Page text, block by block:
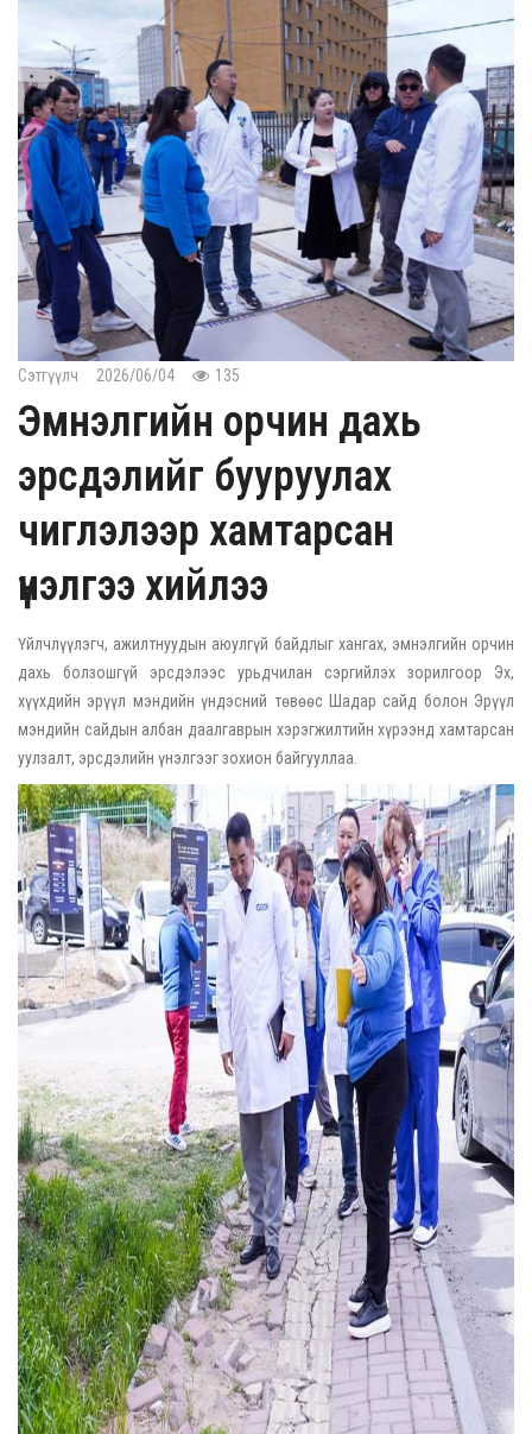
Сэтгүүлч 2026/06/04 135
Эмнэлгийн орчин дахь
эрсдэлийг бууруулах
чиглэлээр хамтарсан
үнэлгээ хийлээ
Үйлчлүүлэгч, ажилтнуудын аюулгүй байдлыг хангах, эмнэлгийн орчин
дахь болзошгүй эрсдэлээс урьдчилан сэргийлэх зорилгоор Эх,
хүүхдийн эрүүл мэндийн үндэсний төвөөс Шадар сайд болон Эрүүл
мэндийн сайдын албан даалгаврын хэрэгжилтийн хүрээнд хамтарсан
уулзалт, эрсдэлийн үнэлгээг зохион байгууллаа.